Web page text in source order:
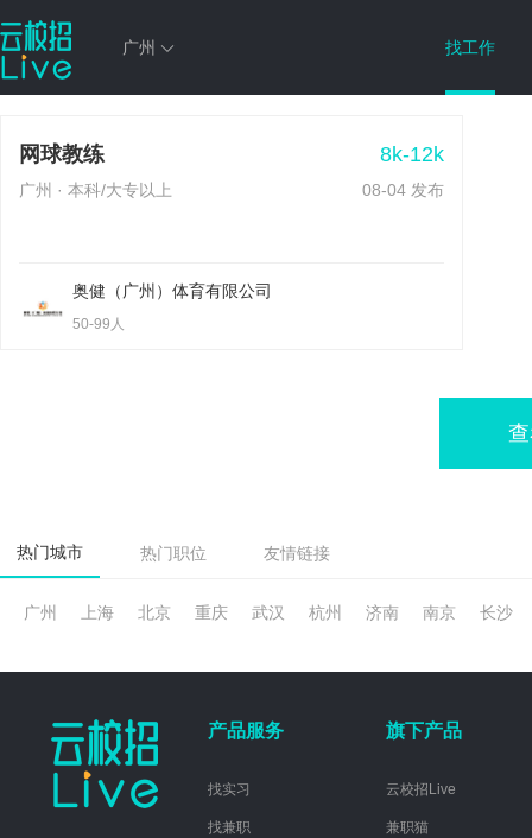
广州 找工作
热门职位
网球教练 8k-12k
广州 · 本科/大专以上 08-04 发布
奥健（广州）体育有限公司
50-99人
热门城市 热门职位 友情链接
广州 上海 北京 重庆 武汉 杭州 济南 南京 长沙
产品服务
找实习
找兼职
旗下产品
云校招Live
兼职猫